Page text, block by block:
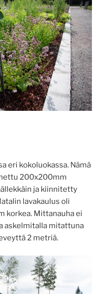
eri kokoluokassa. Nämä
200x200mm
ja kiinnitetty
lavakaulus oli
korkea. Mittanauha ei
askelmitalla mitattuna
2 metriä.